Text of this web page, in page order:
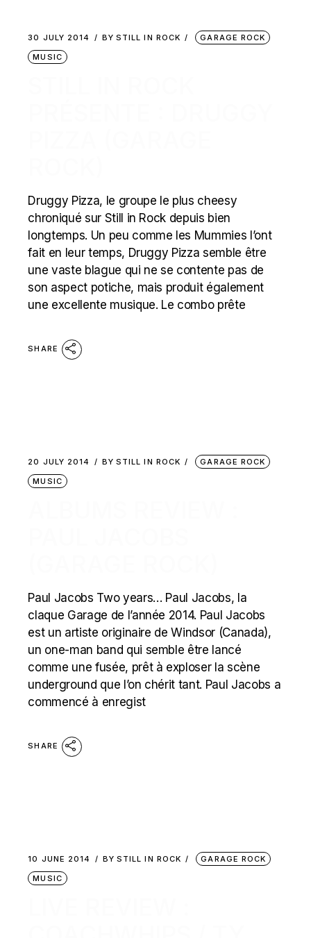
30 JULY 2014 BY STILL IN ROCK
GARAGE ROCK
MUSIC
Druggy Pizza, le groupe le plus cheesy
chroniqué sur Still in Rock depuis bien
longtemps. Un peu comme les Mummies l’ont
fait en leur temps, Druggy Pizza semble être
une vaste blague qui ne se contente pas de
son aspect potiche, mais produit également
une excellente musique. Le combo prête
SHARE
20 JULY 2014 BY STILL IN ROCK
GARAGE ROCK
MUSIC
Paul Jacobs Two years… Paul Jacobs, la
claque Garage de l’année 2014. Paul Jacobs
est un artiste originaire de Windsor (Canada),
un one-man band qui semble être lancé
comme une fusée, prêt à exploser la scène
underground que l’on chérit tant. Paul Jacobs a
commencé à enregist
SHARE
10 JUNE 2014 BY STILL IN ROCK
GARAGE ROCK
MUSIC